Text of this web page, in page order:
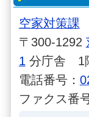
空家対策課
〒300-1292
1 分庁舎 1
電話番号：
ファクス番